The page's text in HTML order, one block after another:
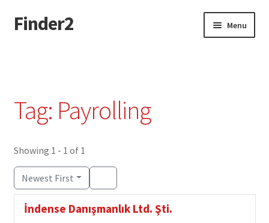
Skip
to
Skip
to
Finder2 Menu
Tag: Payrolling
Showing 1 - 1 of 1
Newest First
İndense Danışmanlık Ltd. Şti.